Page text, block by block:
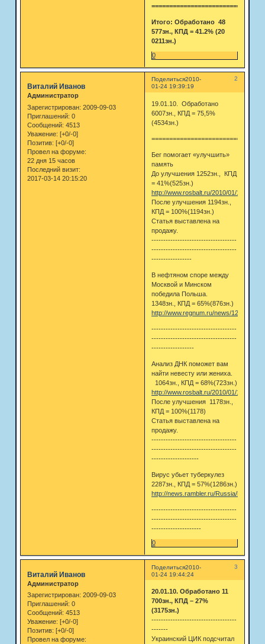
Итого: Обработано 48
577зн., КПД = 41.2% (20
0211зн.)
0
Поделиться 2
2010-
01-24 19:39:19
Виталий Иванов
Администратор
Зарегистрирован: 2009-09-03
Приглашений: 0
Сообщений: 4513
Уважение: [+0/-0]
Позитив: [+0/-0]
Провел на форуме:
22 дня 15 часов
Последний визит:
2017-03-14 20:15:20
19.01.10. Обработано
6007зн., КПД = 75,5%
(4534зн.)
Бег помогает «улучшить»
память
До улучшения 1252зн., КПД
= 41%(525зн.)
http://www.rosbalt.ru/2010/01/19/
После улучшения 1194зн.,
КПД = 100%(1194зн.)
Статья выставлена на
продажу.
------------------------------------
------------------------------------
-----------------
В нефтяном споре между
Москвой и Минском
победила Польша.
1348зн., КПД = 65%(876зн.)
http://www.regnum.ru/news/
------------------------------------
------------------------------------
------------------
Анализ ДНК поможет вам
найти невесту или жениха.
1064зн., КПД = 68%(723зн.)
http://www.rosbalt.ru/2010/01/17/
После улучшения 1178зн.,
КПД = 100%(1178)
Статья выставлена на
продажу.
------------------------------------
------------------------------------
--------------------
Вирус убьет туберкулез
2287зн., КПД = 57%(1286зн.)
http://news.rambler.ru/Russia/head/
------------------------------------
------------------------------------
---------------------
0
Поделиться 3
2010-
01-24 19:44:24
Виталий Иванов
Администратор
Зарегистрирован: 2009-09-03
Приглашений: 0
Сообщений: 4513
Уважение: [+0/-0]
Позитив: [+0/-0]
Провел на форуме:
20.01.10. Обработано 11
700зн., КПД – 27%
(3175зн.)
------------------------------------
-------
Украинский ЦИК подсчитал